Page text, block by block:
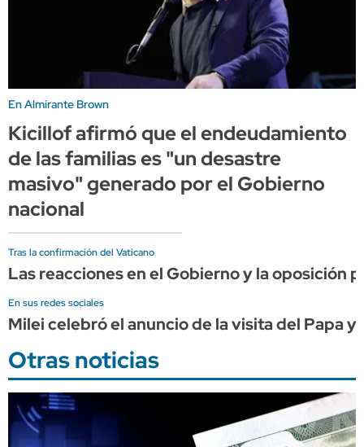
En Almirante Brown
Kicillof afirmó que el endeudamiento
de las familias es "un desastre
masivo" generado por el Gobierno
nacional
Tras la confirmación del Vaticano
Las reacciones en el Gobierno y la oposición
En sus redes sociales
Milei celebró el anuncio de la visita del Papa
Otras noticias